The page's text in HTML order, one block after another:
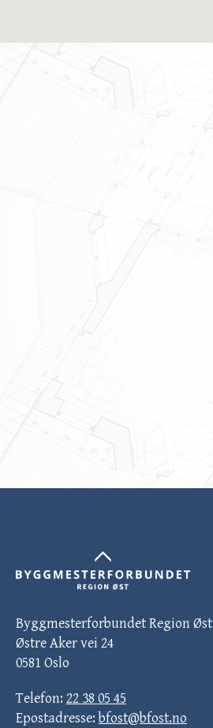
Byggmesterforbundet Region Øst
Østre Aker vei 24
0581 Oslo
Telefon: 22 38 05 45
Epostadresse: bfost@bfost.no